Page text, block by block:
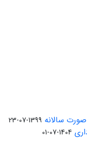
سالانه 1399-07-23
1404-07-01